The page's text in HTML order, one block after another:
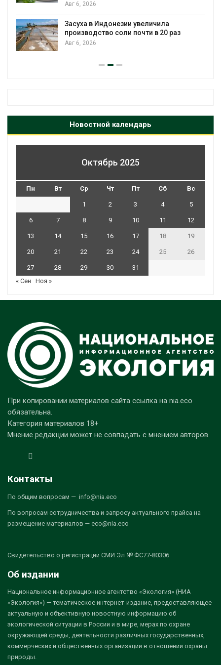
Авг 6, 2026
Засуха в Индонезии увеличила
производство соли почти в 20 раз
Авг 6, 2026
Новостной календарь
Октябрь 2025
Пн Вт Ср Чт Пт Сб Вс
1 2 3 4 5
6 7 8 9 10 11 12
13 14 15 16 17 18 19
20 21 22 23 24 25 26
27 28 29 30
31
« Сен
Ноя »
При копировании материалов сайта ссылка на nia.eco
обязательна.
Категория материалов 18+
Мнение редакции может не совпадать с мнением авторов.
Контакты
По общим вопросам — info@nia.eco
По вопросам сотрудничества и запросу актуального прайса на
размещение материалов — eco@nia.eco
Свидетельство о регистрации СМИ Эл № ФС77-80306
Об издании
Национальное информационное агентство «Экология» (НИА
«Экология») — тематическое интернет-издание, предоставляющее
актуальную и объективную новостную информацию об
экологической ситуации в России и в мире, мерах по охране
окружающей среды, деятельности различных государственных,
коммерческих и общественных организаций в отношении охраны
природы.